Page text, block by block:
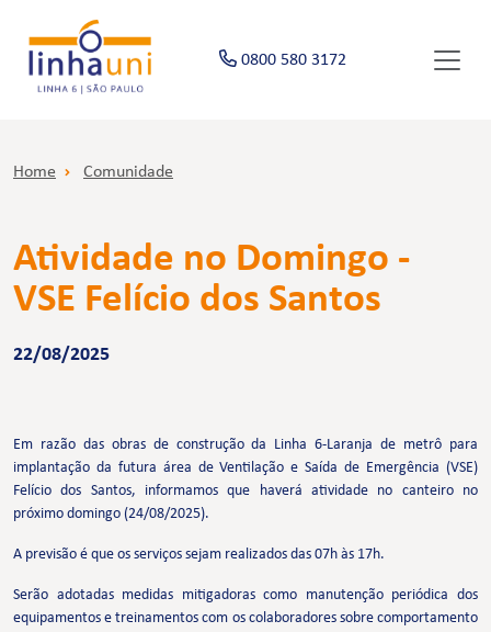
0800 580 3172
Home Comunidade
Atividade no Domingo -
VSE Felício dos Santos
22/08/2025
Em razão das obras de construção da Linha 6-Laranja de metrô para
implantação da futura área de Ventilação e Saída de Emergência (VSE)
Felício dos Santos, informamos que haverá atividade no canteiro no
próximo domingo (24/08/2025).
A previsão é que os serviços sejam realizados das 07h às 17h.
Serão adotadas medidas mitigadoras como manutenção periódica dos
equipamentos e treinamentos com os colaboradores sobre comportamento